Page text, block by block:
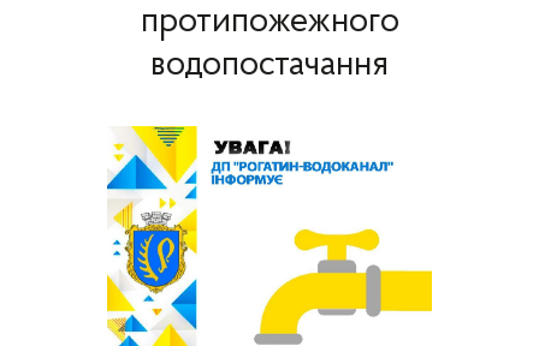
протипожежного
водопостачання